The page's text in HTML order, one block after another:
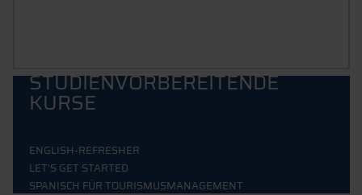
STUDIENVORBEREITENDE
KURSE
ENGLISH-REFRESHER
LET'S GET STARTED
SPANISCH FÜR TOURISMUSMANAGEMENT